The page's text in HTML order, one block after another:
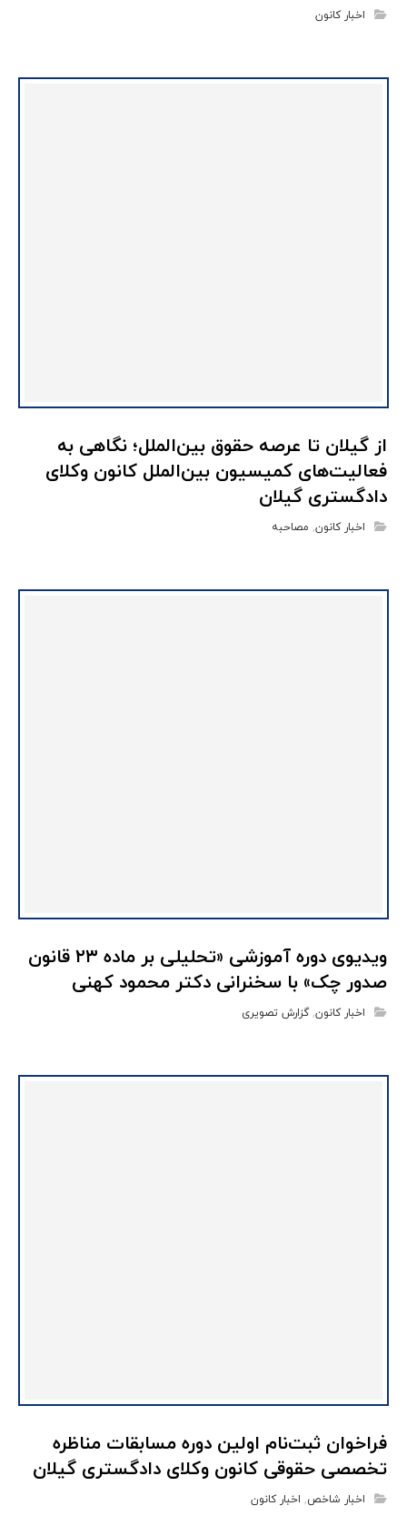
اخبار کانون
از گیلان تا عرصه حقوق بین‌الملل؛ نگاهی به
فعالیت‌های کمیسیون بین‌الملل کانون وکلای
دادگستری گیلان
اخبار کانون, مصاحبه
ویدیوی دوره آموزشی «تحلیلی بر ماده ۲۳ قانون
صدور چک» با سخنرانی دکتر محمود کهنی
اخبار کانون,گزارش تصویری
فراخوان ثبت‌نام اولین دوره مسابقات مناظره
تخصصی حقوقی کانون وکلای دادگستری گیلان
اخبار شاخص, اخبار کانون